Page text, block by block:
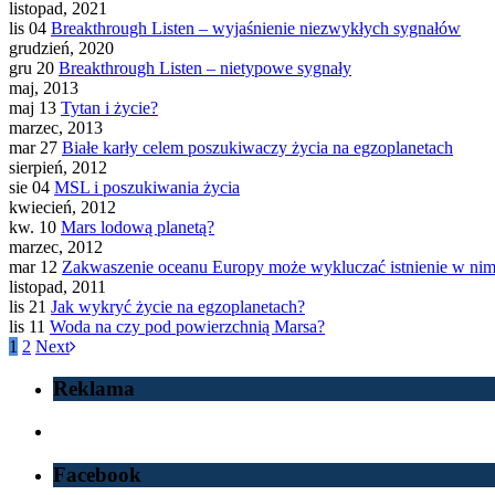
listopad, 2021
lis 04 Breakthrough Listen – wyjaśnienie niezwykłych sygnałów
grudzień, 2020
gru 20 Breakthrough Listen – nietypowe sygnały
maj, 2013
maj 13 Tytan i życie?
marzec, 2013
mar 27 Białe karły celem poszukiwaczy życia na egzoplanetach
sierpień, 2012
sie 04 MSL i poszukiwania życia
kwiecień, 2012
kw. 10 Mars lodową planetą?
marzec, 2012
mar 12 Zakwaszenie oceanu Europy może wykluczać istnienie w
listopad, 2011
lis 21 Jak wykryć życie na egzoplanetach?
lis 11 Woda na czy pod powierzchnią Marsa?
1 2 Next
Reklama
Facebook